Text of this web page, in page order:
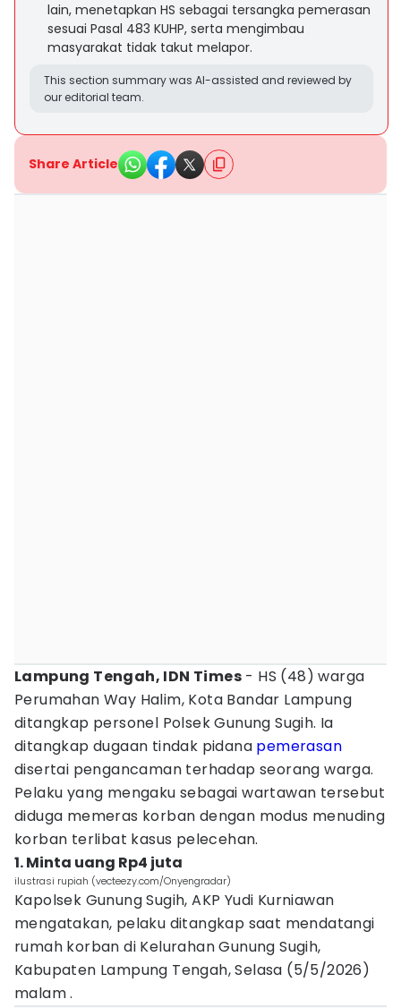
lain, menetapkan HS sebagai tersangka pemerasan
sesuai Pasal 483 KUHP, serta mengimbau
masyarakat tidak takut melapor.
This section summary was AI-assisted and reviewed by
our editorial team.
Share Article
Lampung Tengah, IDN Times - HS (48) warga
Perumahan Way Halim, Kota Bandar Lampung
ditangkap personel Polsek Gunung Sugih. Ia
ditangkap dugaan tindak pidana pemerasan
disertai pengancaman terhadap seorang warga.
Pelaku yang mengaku sebagai wartawan tersebut
diduga memeras korban dengan modus menuding
korban terlibat kasus pelecehan.
1. Minta uang Rp4 juta
ilustrasi rupiah (vecteezy.com/Onyengradar)
Kapolsek Gunung Sugih, AKP Yudi Kurniawan
mengatakan, pelaku ditangkap saat mendatangi
rumah korban di Kelurahan Gunung Sugih,
Kabupaten Lampung Tengah, Selasa (5/5/2026)
malam .